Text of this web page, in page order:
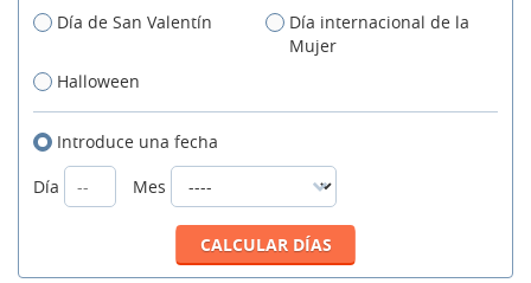
Día de San Valentín
Día internacional de la
Mujer
Halloween
Introduce una fecha
Día
Mes